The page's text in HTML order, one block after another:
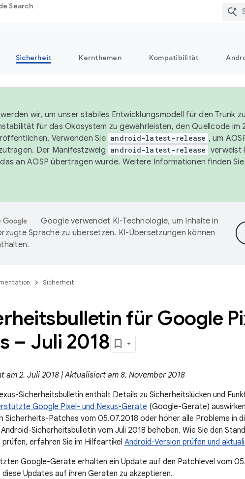
Search
Sicherheit Kernthemen Kompatibilität
wir, um unser stabiles Entwicklungsmodell für den Trunk
für das Ökosystem zu gewährleisten, den Quellcode im
Verwenden Sie android-latest-release , um
Der Manifestzweig android-latest-release verweist
das an AOSP übertragen wurde. Weitere Informationen finden
Google verwendet KI-Technologie, um Inhalte in
Sprache zu übersetzen. KI-Übersetzungen können
Sicherheit
für Google
– Juli 2018
am 2. Juli 2018 | Aktualisiert am 8. November 2018
Sicherheitsbulletin enthält Details zu Sicherheitslücken und
Google Pixel- und Nexus-Geräte (Google-Geräte)
Sicherheits-Patches vom 05.07.2018 oder höher alle Probleme in
Sicherheitsbulletin vom Juli 2018 behoben. Wie Sie den
erfahren Sie im Hilfeartikel Android-Version prüfen und
Google-Geräte erhalten ein Update auf den Patchlevel vom
diese Updates auf ihren Geräten zu akzeptieren.